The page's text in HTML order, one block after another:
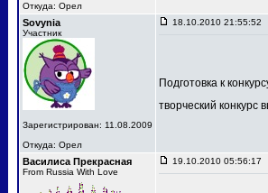
Откуда: Орел
Sovynia
Участник
Зарегистрирован: 11.08.2009
Откуда: Орел
18.10.2010 21:55:52
Подготовка к
творческий
Василиса Прекрасная
From Russia With Love
19.10.2010 05:56:17